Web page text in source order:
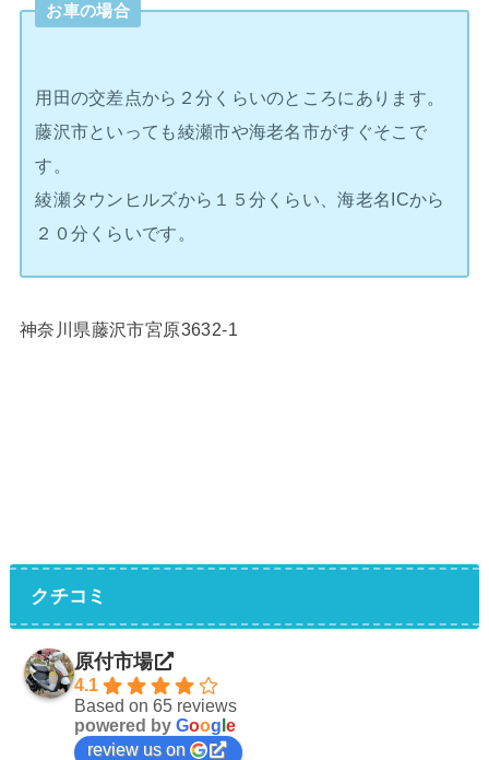
お車の場合
用田の交差点から２分くらいのところにあります。
藤沢市といっても綾瀬市や海老名市がすぐそこで
す。
綾瀬タウンヒルズから１５分くらい、海老名ICから
２０分くらいです。
神奈川県藤沢市宮原3632-1
クチコミ
原付市場
4.1
Based on 65 reviews
powered by Goog e
review us on